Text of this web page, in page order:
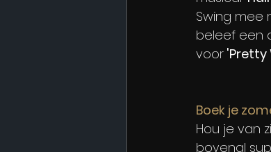
Swing mee
beleef een
voor 'Pretty
Boek je
Hou je van
bovenal